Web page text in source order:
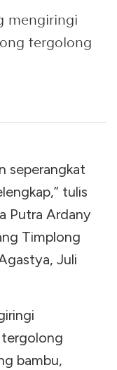
mengiringi
tergolong
seperangkat
tulis
Putra Ardany
Timplong
Juli
bambu,